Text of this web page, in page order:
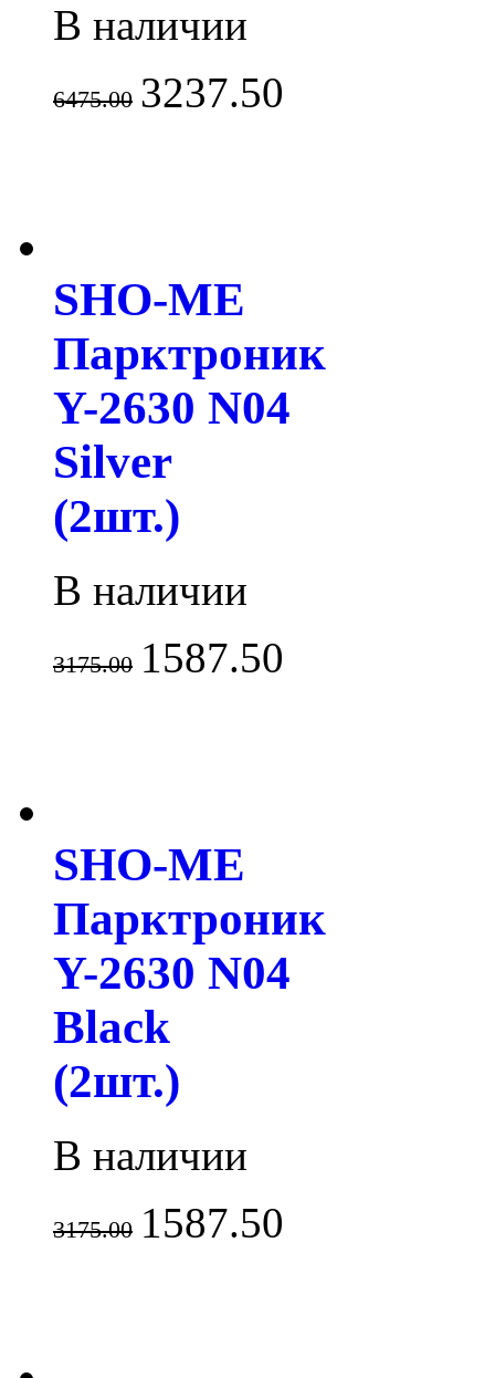
В наличии
6475.00 3237.50
SHO-ME
Парктроник
Y-2630 N04
Silver
(2шт.)
В наличии
3175.00 1587.50
SHO-ME
Парктроник
Y-2630 N04
Black
(2шт.)
В наличии
3175.00 1587.50